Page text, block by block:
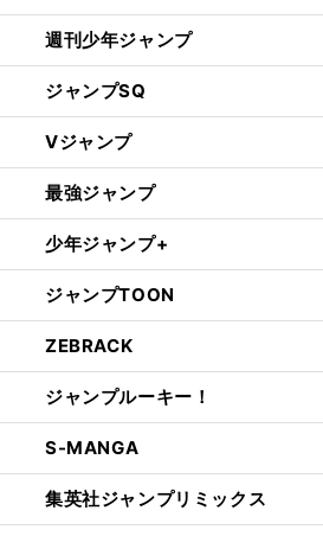
週刊少年ジャンプ
ジャンプSQ
Vジャンプ
最強ジャンプ
少年ジャンプ+
ジャンプTOON
ZEBRACK
ジャンプルーキー！
S-MANGA
集英社ジャンプリミックス